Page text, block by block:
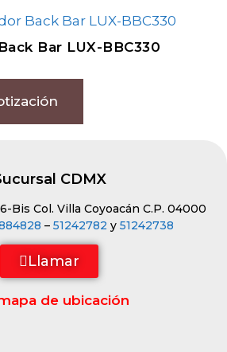
Bar LUX-BBC330
CDMX
Bis Col. Villa Coyoacán C.P. 04000
– 51242782 y 51242738
Llamar
de ubicación